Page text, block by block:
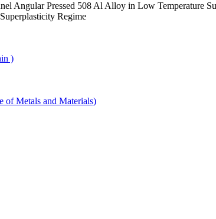
Angular Pressed 508 Al Alloy in Low Temperature
Regime
)
Metals and Materials)